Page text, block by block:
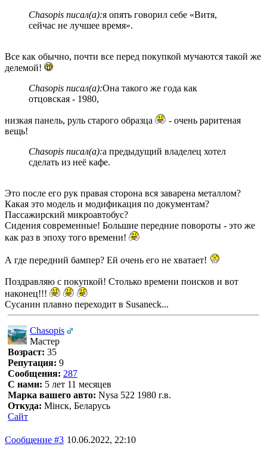
Chasopis писал(а):я опять говорил себе «Витя,
сейчас не лучшее время».
Все как обычно, почти все перед покупкой мучаются такой же
делемой!
Chasopis писал(а):Она такого же года как
отцовская - 1980,
низкая панель, руль старого образца
- очень раритеная
вещь!
Chasopis писал(а):а предыдущий владелец хотел
сделать из неё кафе.
Это после его рук правая сторона вся заварена металлом?
Какая это модель и модификация по документам?
Пассажирский микроавтобус?
Сидения современные! Большие передние повороты - это же
как раз в эпоху того времени!
А где передний бампер? Ей очень его не хватает!
Поздравляю с покупкой! Столько времени поисков и вот
наконец!!!
Сусанин плавно переходит в Susaneck...
Chasopis
Мастер
Возраст: 35
Репутация: 9
Сообщения: 287
С нами: 5 лет 11 месяцев
Марка вашего авто: Nysa 522 1980 г.в.
Откуда: Мінск, Беларусь
Сайт
Сообщение #3 10.06.2022, 22:10